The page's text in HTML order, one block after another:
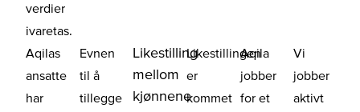
verdier
ivaretas.
Aqilas
ansatte
har
Evnen
til å
tillegge
Likestilling
mellom
kjønnene
Likestillingen
er
kommet
Aqila
jobber
for et
Vi
jobber
aktivt